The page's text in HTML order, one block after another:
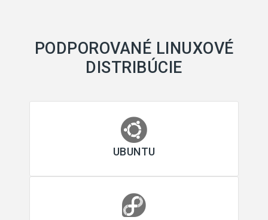
PODPOROVANÉ LINUXOVÉ
DISTRIBÚCIE
UBUNTU